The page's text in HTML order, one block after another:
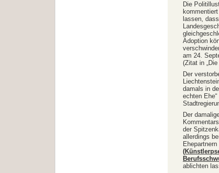
Die
lassen,
Adoption
am 24.
(Zitat in
Der
damals in
echten
Der
der
allerdings
ablichten